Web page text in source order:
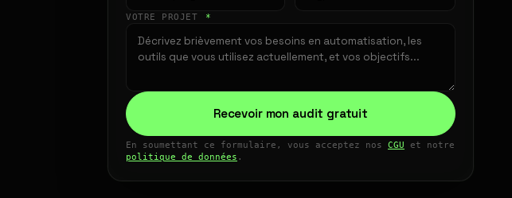
VOTRE PROJET *
Recevoir mon audit gratuit
En soumettant ce formulaire, vous acceptez nos CGU et notre
politique de données .